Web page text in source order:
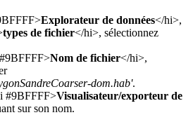
Explorateur de données</hi>,
types de fichier</hi>, sélectionnez
Nom de fichier</hi>,
dom.hab'.
#9BFFFF>Visualisateur/exporteur de
sur son nom.